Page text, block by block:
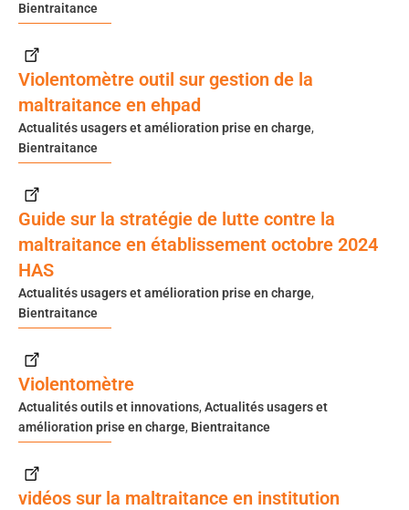
Bientraitance
Violentomètre outil sur gestion de la
maltraitance en ehpad
Actualités usagers et amélioration prise en charge,
Bientraitance
Guide sur la stratégie de lutte contre la
maltraitance en établissement octobre 2024
HAS
Actualités usagers et amélioration prise en charge,
Bientraitance
Violentomètre
Actualités outils et innovations, Actualités usagers et
amélioration prise en charge, Bientraitance
vidéos sur la maltraitance en institution